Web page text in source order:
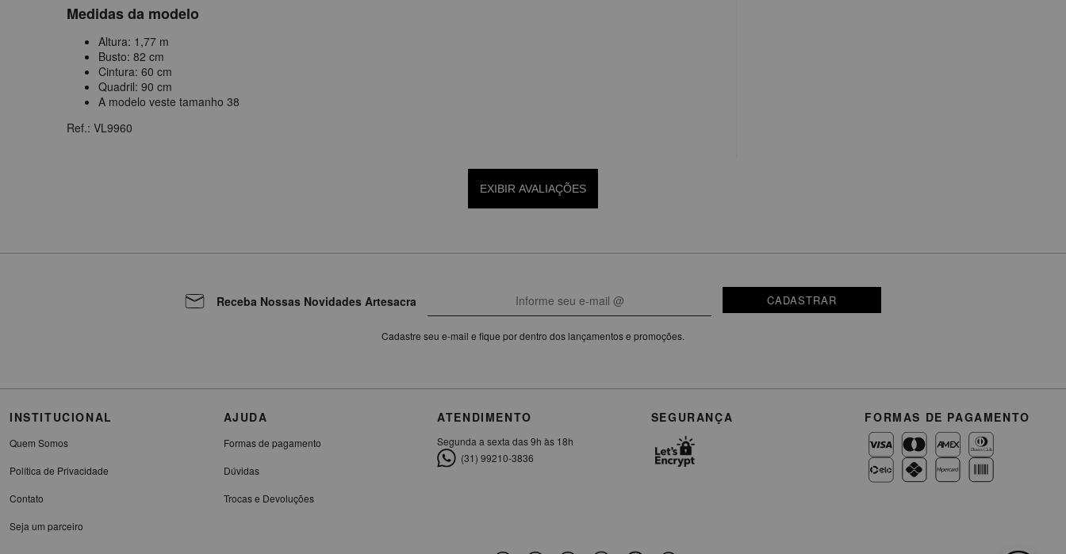
Medidas da modelo
Altura: 1,77 m
Busto: 82 cm
Cintura: 60 cm
Quadril: 90 cm
A modelo veste tamanho 38
Ref.: VL9960
EXIBIR AVALIAÇÕES
Receba Nossas Novidades Artesacra CADASTRAR
Cadastre seu e-mail e fique por dentro dos lançamentos e promoções.
INSTITUCIONAL
Quem Somos
Política de Privacidade
Contato
Seja um parceiro
AJUDA
Formas de pagamento
Dúvidas
Trocas e Devoluções
ATENDIMENTO
Segunda a sexta das 9h às 18h
(31) 99210-3836
SEGURANÇA FORMAS DE PAGAMENTO